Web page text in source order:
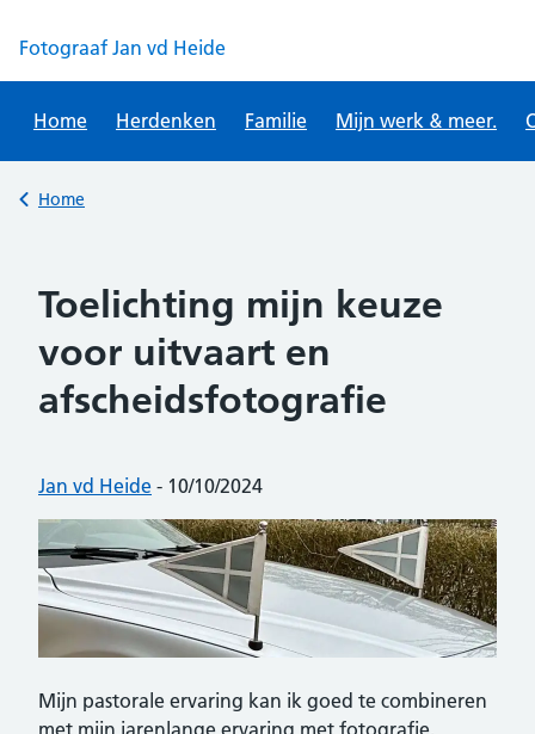
Fotograaf Jan vd Heide
Home Herdenken Familie Mijn werk & meer.
Back to
Home
Toelichting mijn keuze
voor uitvaart en
afscheidsfotografie
Posted by:
Jan vd Heide - Posted on:
10/10/2024
Mijn pastorale ervaring kan ik goed te combineren
met mijn jarenlange ervaring met fotografie.